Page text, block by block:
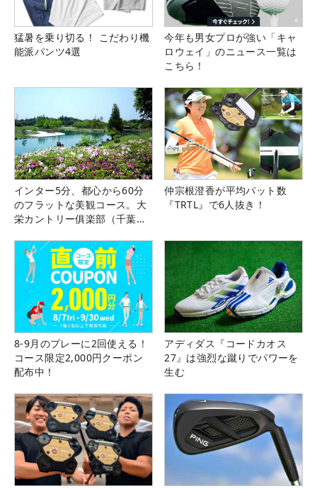
猛暑を乗り切る！ こだわり機
能派パンツ4選
今年も男女プロが強い「キャ
ロウェイ」のニュース一覧は
こちら！
インター5分、都心から60分
のフラットな美観コース。大
栄カントリー俱楽部（千葉
仲宗根澄香が平均パット数
『TRTL』で6人抜き！
8-9月のプレーに2回使える！
コース限定2,000円クーポン
配布中！
アディダス『コードカオス
27』は強烈な蹴りでパワーを
生む